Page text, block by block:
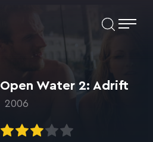
Open Water 2: Adrift
2006